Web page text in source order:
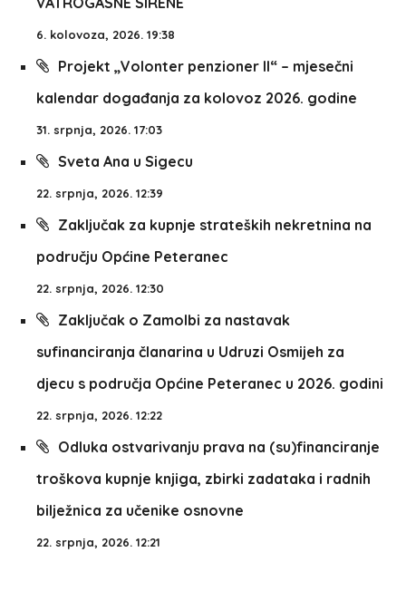
6. kolovoza, 2026. 19:38
Projekt „Volonter penzioner II“ – mjesečni
kalendar događanja za kolovoz 2026. godine
31. srpnja, 2026. 17:03
Sveta Ana u Sigecu
22. srpnja, 2026. 12:39
Zaključak za kupnje strateških nekretnina na
području Općine Peteranec
22. srpnja, 2026. 12:30
Zaključak o Zamolbi za nastavak
sufinanciranja članarina u Udruzi Osmijeh za
djecu s područja Općine Peteranec u 2026. godini
22. srpnja, 2026. 12:22
Odluka ostvarivanju prava na (su)financiranje
troškova kupnje knjiga, zbirki zadataka i radnih
bilježnica za učenike osnovne
22. srpnja, 2026. 12:21